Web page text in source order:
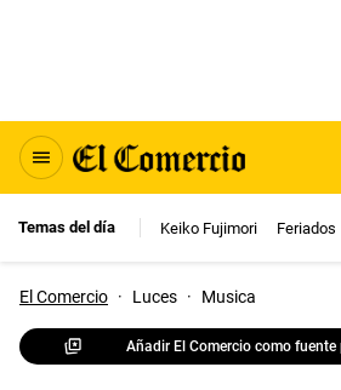
Temas del día Keiko Fujimori Feriados
El Comercio · Luces · Musica
Añadir El Comercio como fuente